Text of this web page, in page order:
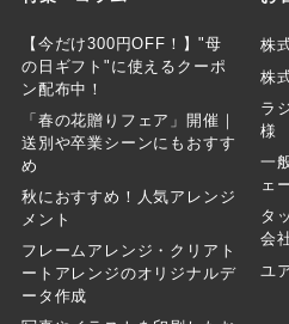
【今だけ300円OFF！】"母
の日ギフト"に使えるクーポ
ン配布中！
「春の花贈りフェア」開催｜
送別や卒業シーンにもおすす
め
秋におすすめ！人気アレンジ
メント
フレームアレンジ・クリアト
ートアレンジのオリジナルデ
ータ作成
株
株
ラ
様
一
ェ
タ
会
ユ